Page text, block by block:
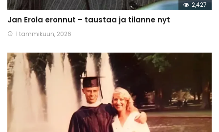
2,427
Jan Erola eronnut – taustaa ja tilanne nyt
1 tammikuun, 2026